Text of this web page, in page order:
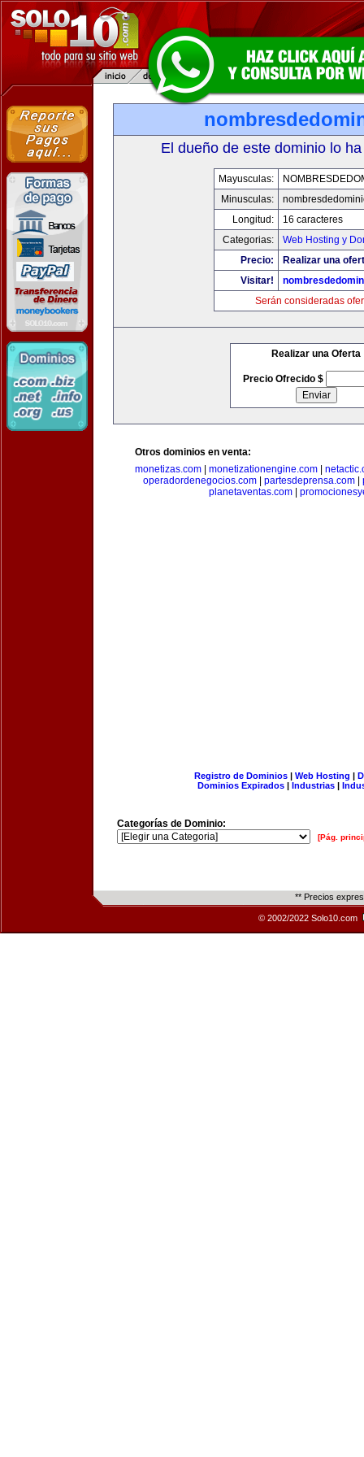
El dueño de este dominio lo
Mayusculas:
Minusculas:
Longitud:
16 caracteres
Categorias:
Web Hosting y
Precio:
Realizar una
Visitar!
Serán consideradas
Realizar una Oferta
Precio Ofrecido $
Otros dominios en venta:
monetizas.com
monetizationengine.com
operadordenegocios.com
partesdeprensa.com
planetaventas.com
Registro de Dominios| Web Hosting |
Dominios Expirados | Industrias |
Categorías de Dominio:
[Pág.
** Precios
© 2002/2022 Solo10.com